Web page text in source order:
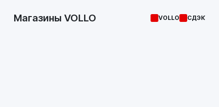
Магазины VOLLO VOLLO СДЭК